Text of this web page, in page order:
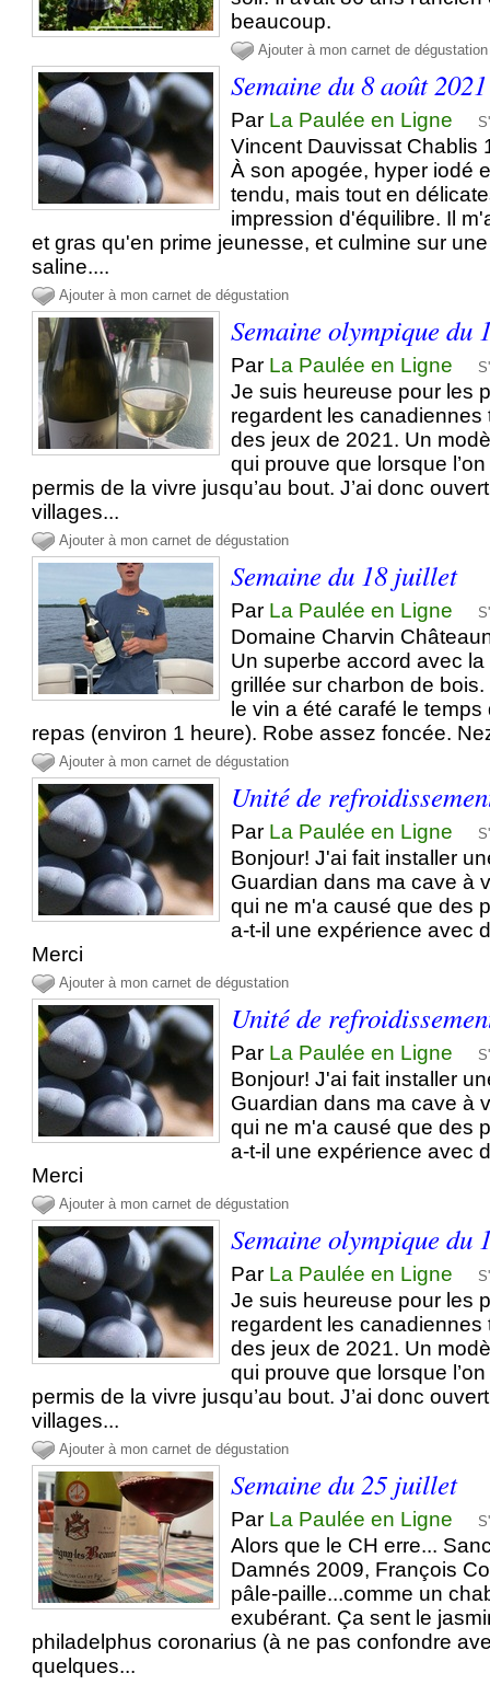
beaucoup.
Ajouter à mon carnet de dégustation
Semaine du 8 août 2021
Par La Paulée en Ligne
Vincent Dauvissat Chablis
À son apogée, hyper iodé
tendu, mais tout en
impression d'équilibre. Il
et gras qu'en prime jeunesse, et culmine sur
saline....
Ajouter à mon carnet de dégustation
Semaine olympique du
Par La Paulée en Ligne
Je suis heureuse pour les
regardent les
des jeux de 2021. Un
qui prouve que lorsque
permis de la vivre jusqu’au bout. J’ai donc
villages...
Ajouter à mon carnet de dégustation
Semaine du 18 juillet
Par La Paulée en Ligne
Domaine Charvin
Un superbe accord avec
grillée sur charbon de
le vin a été carafé le
repas (environ 1 heure). Robe assez foncée.
Ajouter à mon carnet de dégustation
Unité de
Par La Paulée en Ligne
Bonjour! J'ai fait installer
Guardian dans ma cave à
qui ne m'a causé que des
a-t-il une expérience avec
Merci
Ajouter à mon carnet de dégustation
Unité de
Par La Paulée en Ligne
Bonjour! J'ai fait installer
Guardian dans ma cave à
qui ne m'a causé que des
a-t-il une expérience avec
Merci
Ajouter à mon carnet de dégustation
Semaine olympique du
Par La Paulée en Ligne
Je suis heureuse pour les
regardent les
des jeux de 2021. Un
qui prouve que lorsque
permis de la vivre jusqu’au bout. J’ai donc
villages...
Ajouter à mon carnet de dégustation
Semaine du 25 juillet
Par La Paulée en Ligne
Alors que le CH erre...
Damnés 2009, François
pâle-paille...comme un
exubérant. Ça sent le
philadelphus coronarius (à ne pas confondre
quelques...